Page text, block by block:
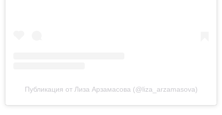
Публикация от Лиза Арзамасова (@liza_arzamasova)